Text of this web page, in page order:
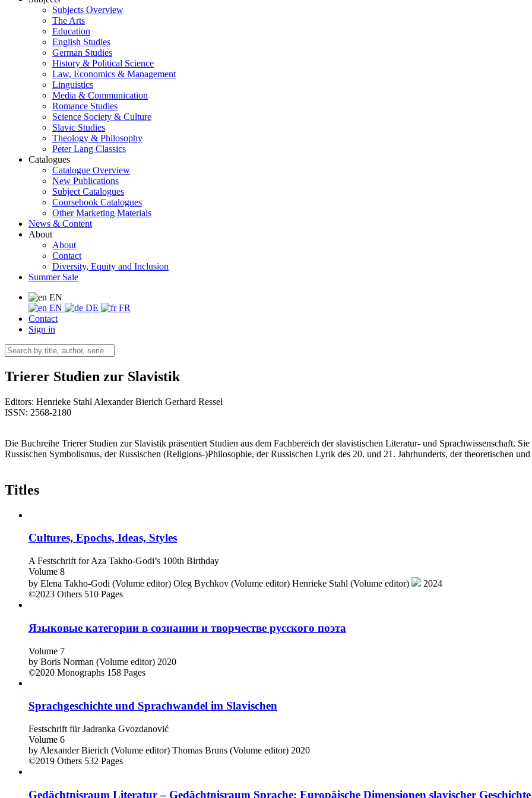
Subjects Overview
The Arts
Education
English Studies
German Studies
History & Political Science
Law, Economics & Management
Linguistics
Media & Communication
Romance Studies
Science Society & Culture
Slavic Studies
Theology & Philosophy
Peter Lang Classics
Catalogues
Catalogue Overview
New Publications
Subject Catalogues
Coursebook Catalogues
Other Marketing Materials
News & Content
About
About
Contact
Diversity, Equity and Inclusion
Summer Sale
EN
EN
DE
FR
Contact
Sign in
Trierer Studien zur Slavistik
Editors: Henrieke Stahl Alexander Bierich Gerhard Ressel
ISSN: 2568-2180
Die Buchreihe Trierer Studien zur Slavistik präsentiert Studien aus dem Fachbereich der slavistischen Literatur- und Sprachwissenschaft.
Russischen Symbolismus, der Russischen (Religions-)Philosophie, der Russischen Lyrik des 20. und 21. Jahrhunderts, der theoretischen
Titles
Cultures, Epochs, Ideas, Styles
A Festschrift for Aza Takho-Godi’s 100th Birthday
Volume 8
by Elena Takho-Godi (Volume editor) Oleg Bychkov (Volume editor) Henrieke Stahl (Volume editor)
2024
©2023 Others 510 Pages
Языковые категории в сознании и творчестве русского поэта
Volume 7
by Boris Norman (Volume editor) 2020
©2020 Monographs 158 Pages
Sprachgeschichte und Sprachwandel im Slavischen
Festschrift für Jadranka Gvozdanović
Volume 6
by Alexander Bierich (Volume editor) Thomas Bruns (Volume editor) 2020
©2019 Others 532 Pages
Gedächtnisraum Literatur – Gedächtnisraum Sprache: Europäische Dimensionen slavischer